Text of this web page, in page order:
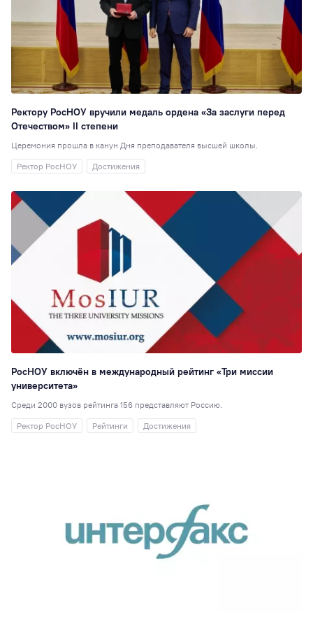
Стажировки
Наноинженерия
Социальная
5
Дополнительное
Консорциумы
Ректору РосНОУ вручили медаль ордена «За заслуги перед
Отечеством» II степени
Церемония прошла в канун Дня преподавателя высшей школы.
Ректор РосНОУ
Достижения
РосНОУ включён в международный рейтинг «Три миссии
университета»
Среди 2000 вузов рейтинга 156 представляют Россию.
Ректор РосНОУ
Рейтинги Достижения